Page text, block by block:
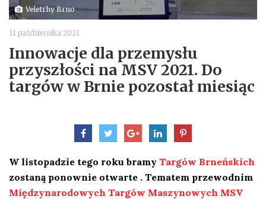
Veletrhy Brno
11 października 2021
Innowacje dla przemysłu
przyszłości na MSV 2021. Do
targów w Brnie pozostał miesiąc
W listopadzie tego roku bramy Targów Brneńskich
zostaną ponownie otwarte . Tematem przewodnim
Międzynarodowych Targów Maszynowych MSV